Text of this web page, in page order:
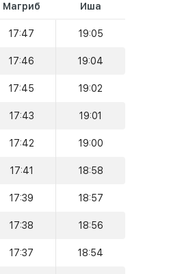
Магриб Иша
17:47 19:05
17:46 19:04
17:45 19:02
17:43 19:01
17:42 19:00
17:41 18:58
17:39 18:57
17:38 18:56
17:37 18:54